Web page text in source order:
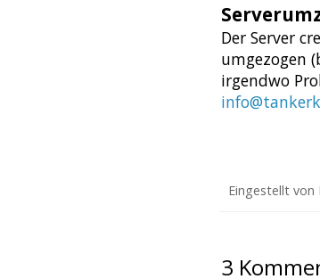
Der Server
umgezogen
irgendwo
Eingestellt von
3